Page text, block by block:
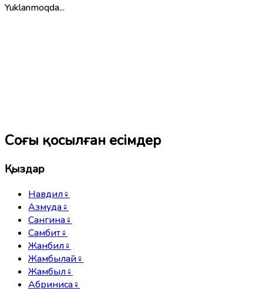
Yuklanmoqda...
Соңғы қосылған есімдер
Қыздар
Навдил♀
Азмуда♀
Сангина♀
Самбит♀
Жанбил♀
Жамбылай♀
Жамбыл♀
Абриниса♀